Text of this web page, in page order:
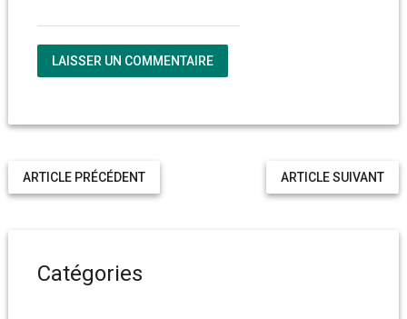
ARTICLE SUIVANT
ARTICLE PRÉCÉDENT
Catégories